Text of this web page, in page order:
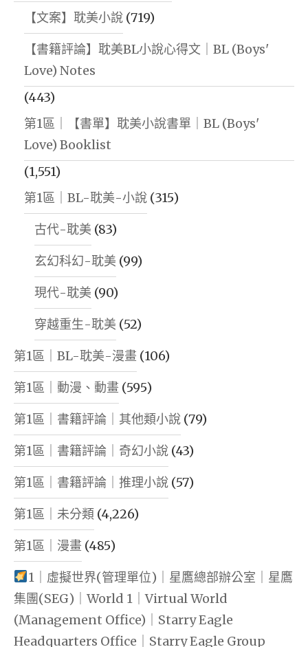
【文案】耽美小說 (719)
【書籍評論】耽美BL小說心得文｜BL (Boys'
Love) Notes
(443)
第1區｜【書單】耽美小說書單｜BL (Boys'
Love) Booklist
(1,551)
第1區｜BL-耽美-小說 (315)
古代-耽美 (83)
玄幻科幻-耽美 (99)
現代-耽美 (90)
穿越重生-耽美 (52)
第1區｜BL-耽美-漫畫 (106)
第1區｜動漫、動畫 (595)
第1區｜書籍評論｜其他類小說 (79)
第1區｜書籍評論｜奇幻小說 (43)
第1區｜書籍評論｜推理小說 (57)
第1區｜未分類 (4,226)
第1區｜漫畫 (485)
1｜虛擬世界(管理單位)｜星鷹總部辦公室｜星鷹
集團(SEG)｜World 1｜Virtual World
(Management Office)｜Starry Eagle
Headquarters Office｜Starry Eagle Group